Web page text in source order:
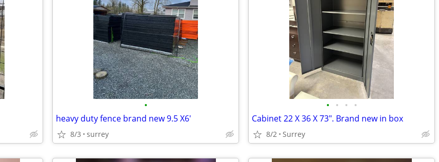
•
heavy duty fence brand new 9.5 X6'
8/3 surrey
• • • •
Cabinet 22 X 36 X 73". Brand new in box
8/2 Surrey